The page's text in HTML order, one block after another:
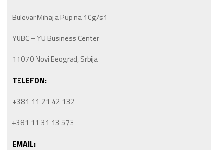
Bulevar Mihajla Pupina 10g/s1
YUBC – YU Business Center
11070 Novi Beograd, Srbija
TELEFON:
+381 11 21 42 132
+381 11 31 13 573
EMAIL: